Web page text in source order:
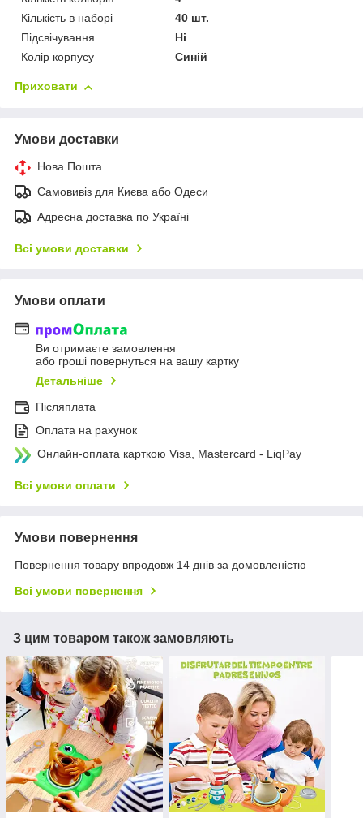
Кількість в наборі
40 шт.
Підсвічування
Ні
Колір корпусу
Синій
Приховати
Умови доставки
Нова Пошта
Самовивіз для Києва або Одеси
Адресна доставка по Україні
Всі умови доставки
Умови оплати
Ви отримаєте замовлення
або гроші повернуться на вашу картку
Детальніше
Післяплата
Оплата на рахунок
Онлайн-оплата карткою Visa, Mastercard - LiqPay
Всі умови оплати
Умови повернення
Повернення товару впродовж 14 днів за домовленістю
Всі умови повернення
З цим товаром також замовляють